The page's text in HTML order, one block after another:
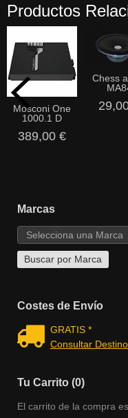
Marcas
Costes de Envío
GRATIS *
Consultar
Tu Carrito (0)
El carrito de la compra
Productos
Mosconi One
1000.1 D
389,00 €
Chess